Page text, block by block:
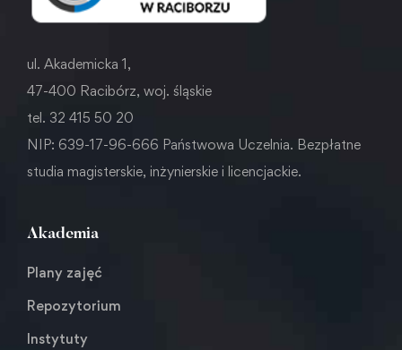
ul. Akademicka 1,
47-400 Racibórz, woj. śląskie
tel. 32 415 50 20
NIP: 639-17-96-666 Państwowa Uczelnia. Bezpłatne
studia magisterskie, inżynierskie i licencjackie.
Akademia
Plany zajęć
Repozytorium
Instytuty